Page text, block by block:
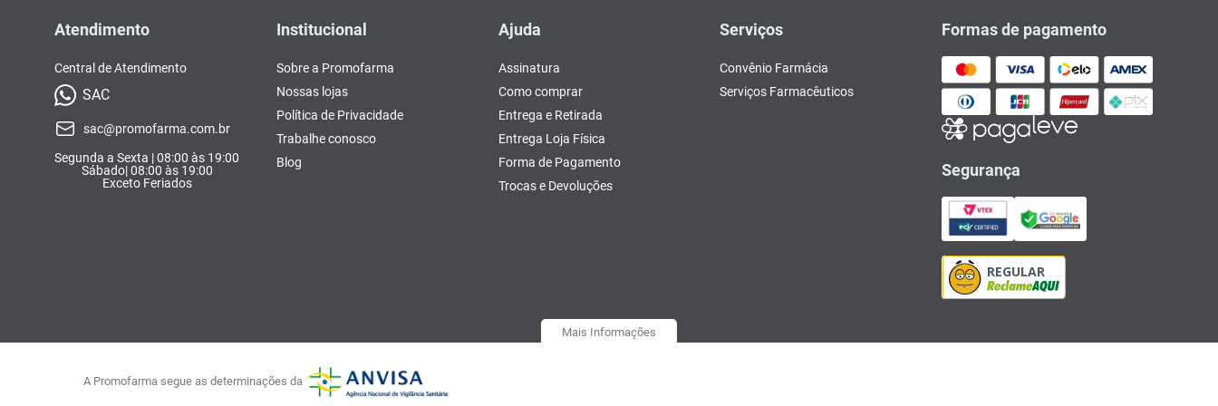
Atendimento
Central de Atendimento
SAC
sac@promofarma.com.br
Segunda a Sexta | 08:00 às 19:00
Sábado| 08:00 às 19:00
Exceto Feriados
Institucional
Sobre a Promofarma
Nossas lojas
Política de Privacidade
Trabalhe conosco
Blog
Ajuda
Assinatura
Como comprar
Entrega e Retirada
Entrega Loja Física
Forma de Pagamento
Trocas e Devoluções
Serviços
Convênio Farmácia
Serviços Farmacêuticos
Formas de pagamento
Segurança
Mais Informações
A Promofarma segue as determinações da